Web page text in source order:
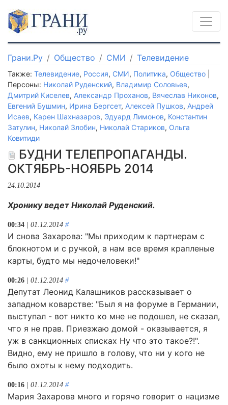
Грани.Ру Общество СМИ Телевидение
Также: Телевидение, Россия, СМИ, Политика, Общество
Персоны: Николай Руденский, Владимир Соловьев,
Дмитрий Киселев, Александр Проханов, Вячеслав Никонов,
Евгений Бушмин, Ирина Бергсет, Алексей Пушков, Андрей
Исаев, Карен Шахназаров, Эдуард Лимонов, Константин
Затулин, Николай Злобин, Николай Стариков, Ольга
Ковитиди
БУДНИ ТЕЛЕПРОПАГАНДЫ.
ОКТЯБРЬ-НОЯБРЬ 2014
24.10.2014
Хронику ведет Николай Руденский.
00:34 | 01.12.2014 #
И снова Захарова: "Мы приходим к партнерам с
блокнотом и с ручкой, а нам все время крапленые
карты, будто мы недочеловеки!"
00:26 | 01.12.2014 #
Депутат Леонид Калашников рассказывает о
западном коварстве: "Был я на форуме в Германии,
выступал - вот никто ко мне не подошел, не сказал,
что я не прав. Приезжаю домой - оказывается, я
уж в санкционных списках Ну что это такое?!".
Видно, ему не пришло в голову, что ни у кого не
было охоты к нему подходить.
00:16 | 01.12.2014 #
Мария Захарова много и горячо говорит о нацизме